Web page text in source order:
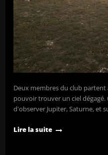
Deux membres du club partent
pouvoir trouver un ciel dégagé.
d'observer Jupiter, Saturne, et
Lire la suite